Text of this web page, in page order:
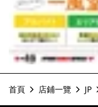
首頁 店鋪一覽 JP